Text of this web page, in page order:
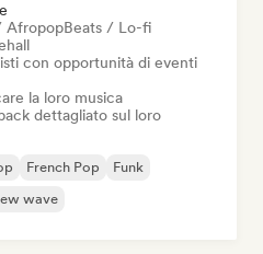
AfropopBeats / Lo-fi
con opportunità di eventi
la loro musica
dettagliato sul loro
French Pop
Funk
wave